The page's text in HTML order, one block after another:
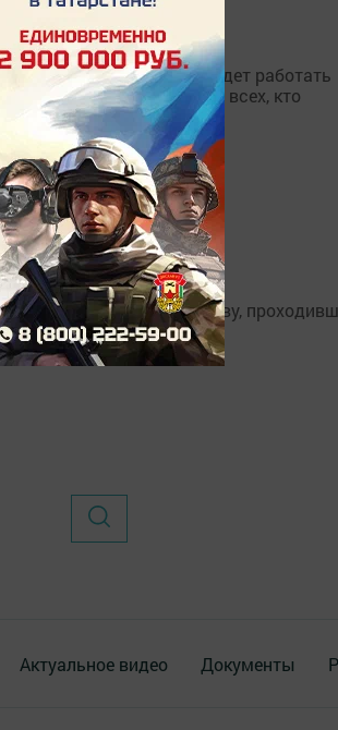
названием будет работать
музыкантов и всех, кто
дизайнерскому искусству,
Актуальное видео Документы